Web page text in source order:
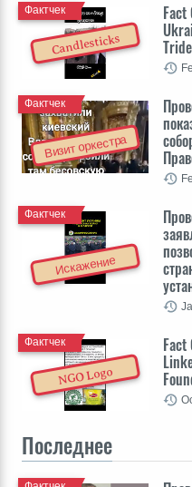
Candlesticks
Фактчек
Визит оркестра
Фактчек
Искажение
Фактчек
NGO Logo
Fact
Фактчек
Последнее